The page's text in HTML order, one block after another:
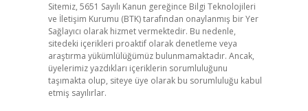
Sitemiz, 5651 Sayılı Kanun gereğince Bilgi Teknolojileri
ve İletişim Kurumu (BTK) tarafından onaylanmış bir Yer
Sağlayıcı olarak hizmet vermektedir. Bu nedenle,
sitedeki içerikleri proaktif olarak denetleme veya
araştırma yükümlülüğümüz bulunmamaktadır. Ancak,
üyelerimiz yazdıkları içeriklerin sorumluluğunu
taşımakta olup, siteye üye olarak bu sorumluluğu kabul
etmiş sayılırlar.